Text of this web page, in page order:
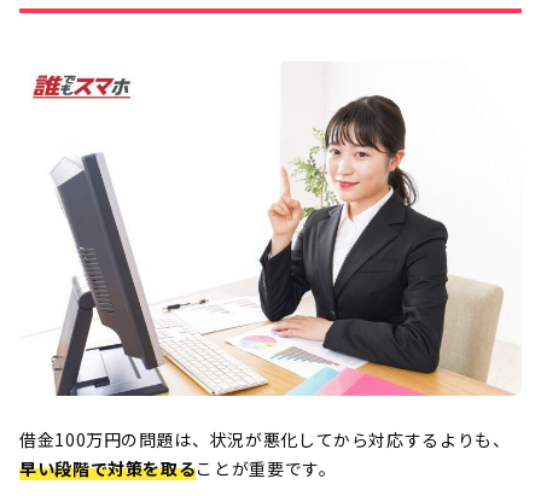
借金100万円の問題は、状況が悪化してから対応するよりも、
早い段階で対策を取ることが重要です。